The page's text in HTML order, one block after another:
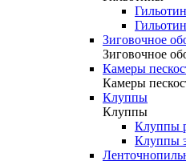
Зиговочное
Зиговочное
Камеры
Камеры
Клуппы
Клуппы
Клуппы
Клуппы